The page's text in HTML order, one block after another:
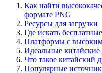
Как найти
формате PNG
Ресурсы для загрузки
Где искать
Платформы с
Идеальные
Что такое китайский
Популярные